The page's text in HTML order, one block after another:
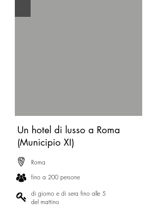
Un hotel di lusso a Roma
(Municipio XI)
Roma
fino a 200 persone
di giorno e di sera fino alle 5
del mattino